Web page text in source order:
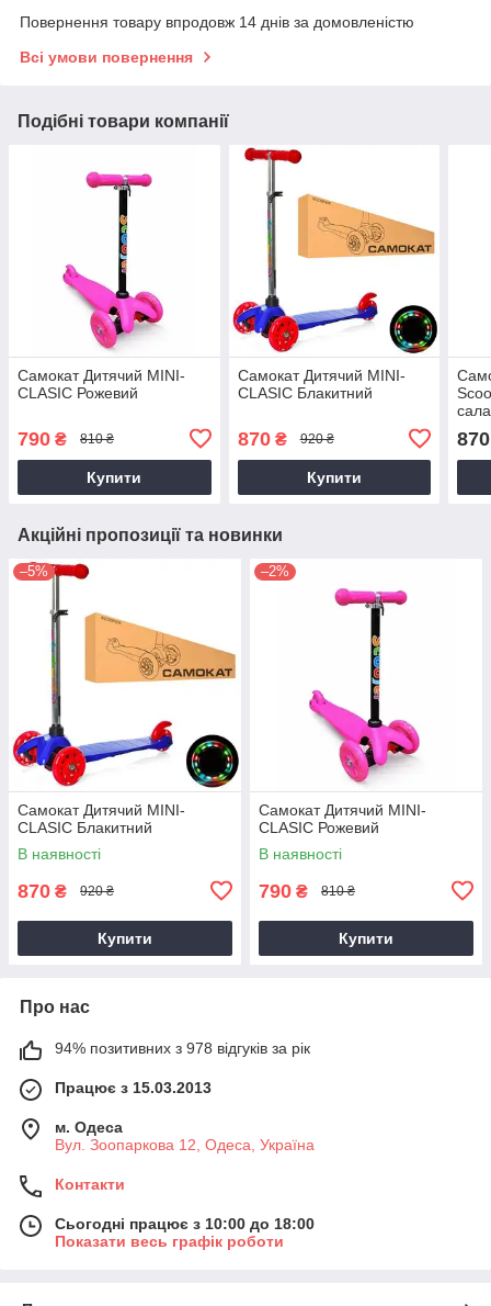
Повернення товару впродовж 14 днів за домовленістю
Всі умови повернення
Подібні товари компанії
Самокат Дитячий MINI-
CLASIC Рожевий
790 ₴ 810 ₴
Купити
Самокат Дитячий MINI-
CLASIC Блакитний
870₴ 920 ₴
Купити
870
Акційні пропозиції та новинки
–5%
Самокат Дитячий MINI-
CLASIC Блакитний
В наявності
870 ₴ 920 ₴
Купити
–2%
Самокат Дитячий MINI-
CLASIC Рожевий
В наявності
790 ₴ 810 ₴
Купити
Про нас
94% позитивних з 978 відгуків за рік
Працює з 15.03.2013
м. Одеса
Вул. Зоопаркова 12, Одеса, Україна
Контакти
Сьогодні працює з 10:00 до 18:00
Показати весь графік роботи